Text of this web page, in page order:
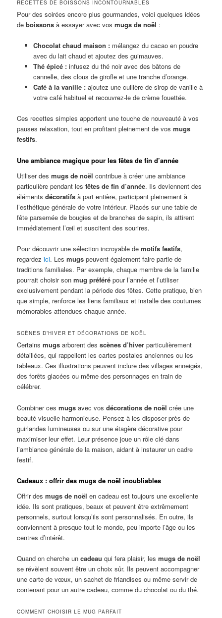
RECETTES DE BOISSONS INCONTOURNABLES
Pour des soirées encore plus gourmandes, voici quelques idées
deboissons à essayer avec vosmugs de noël :
Chocolat chaud maison :mélangez du cacao en poudre
avec du lait chaud et ajoutez des guimauves.
Thé épicé :infusez du thé noir avec des bâtons de
cannelle, des clous de girofle et une tranche d’orange.
Café à la vanille :ajoutez une cuillère de sirop de vanille à
votre café habituel et recouvrez-le de crème fouettée.
Ces recettes simples apportent une touche de nouveauté à vos
pauses relaxation, tout en profitant pleinement de vosmugs
festifs.
Une ambiance magique pour les fêtes de fin d’année
Utiliser desmugs de noël contribue à créer une ambiance
particulière pendant lesfêtes de fin d’année. Ils deviennent des
élémentsdécoratifs à part entière, participant pleinement à
l’esthétique générale de votre intérieur. Placés sur une table de
fête parsemée de bougies et de branches de sapin, ils attirent
immédiatement l’œil et suscitent des sourires.
Pour découvrir une sélection incroyable demotifs festifs,
regardezici. Lesmugs peuvent également faire partie de
traditions familiales. Par exemple, chaque membre de la famille
pourrait choisir sonmug préféré pour l’année et l’utiliser
exclusivement pendant la période des fêtes. Cette pratique, bien
que simple, renforce les liens familiaux et installe des coutumes
mémorables attendues chaque année.
SCÈNES D’HIVER ET DÉCORATIONS DE NOËL
Certainsmugs arborent desscènes d’hiver particulièrement
détaillées, qui rappellent les cartes postales anciennes ou les
tableaux. Ces illustrations peuvent inclure des villages enneigés,
des forêts glacées ou même des personnages en train de
célébrer.
Combiner cesmugs avec vosdécorations de noël crée une
beauté visuelle harmonieuse. Pensez à les disposer près de
guirlandes lumineuses ou sur une étagère décorative pour
maximiser leur effet. Leur présence joue un rôle clé dans
l’ambiance générale de la maison, aidant à instaurer un cadre
festif.
Cadeaux : offrir des mugs de noël inoubliables
Offrir desmugs de noël en cadeau est toujours une excellente
idée. Ils sont pratiques, beaux et peuvent être extrêmement
personnels, surtout lorsqu’ils sont personnalisés. En outre, ils
conviennent à presque tout le monde, peu importe l’âge ou les
centres d’intérêt.
Quand on cherche uncadeau qui fera plaisir, lesmugs de noël
se révèlent souvent être un choix sûr. Ils peuvent accompagner
une carte de vœux, un sachet de friandises ou même servir de
contenant pour un autre cadeau, comme du chocolat ou du thé.
COMMENT CHOISIR LE MUG PARFAIT